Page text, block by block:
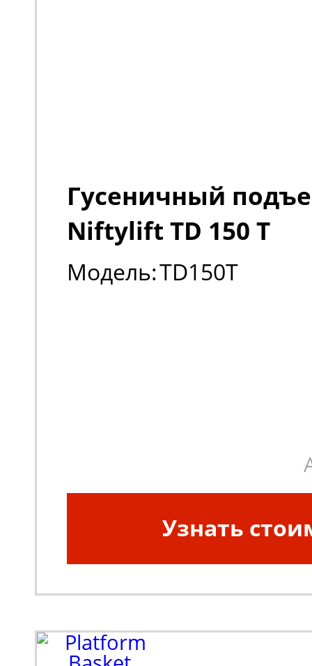
Гусеничный
Niftylift TD 150 T
Модель:TD150T
Узнать